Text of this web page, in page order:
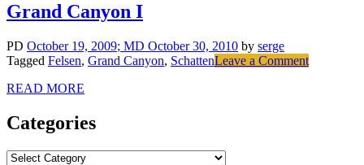
Grand Canyon I
PD October 19, 2009; MD October 30, 2010 by serge
Tagged Felsen, Grand Canyon, SchattenLeave a Comment
READ MORE
Categories
Categories